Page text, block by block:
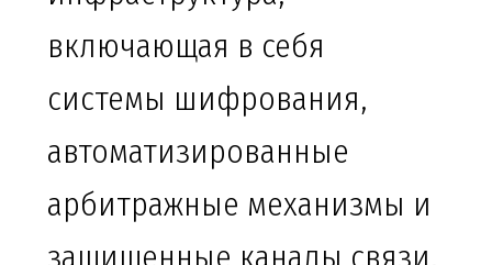
включающая в себя
системы шифрования,
автоматизированные
арбитражные механизмы и